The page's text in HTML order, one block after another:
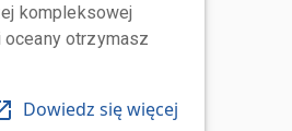
kompleksowej
oceany otrzymasz
Dowiedz się więcej